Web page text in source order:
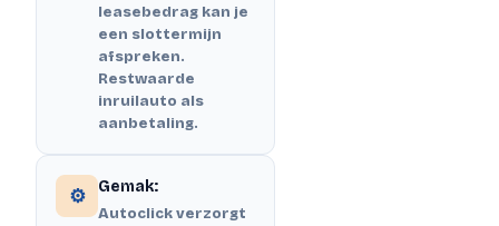
leasebedrag kan je
een slottermijn
afspreken.
Restwaarde
inruilauto als
aanbetaling.
⚙️ Gemak:
Autoclick verzorgt